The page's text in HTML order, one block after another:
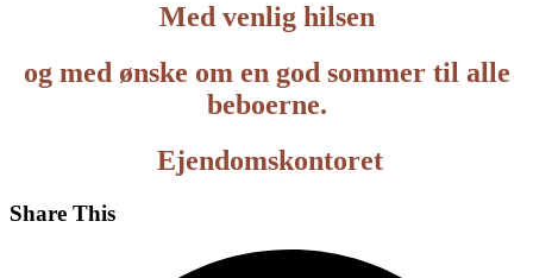
Med venlig hilsen
og med ønske om en god sommer til alle
beboerne.
Ejendomskontoret
Share This